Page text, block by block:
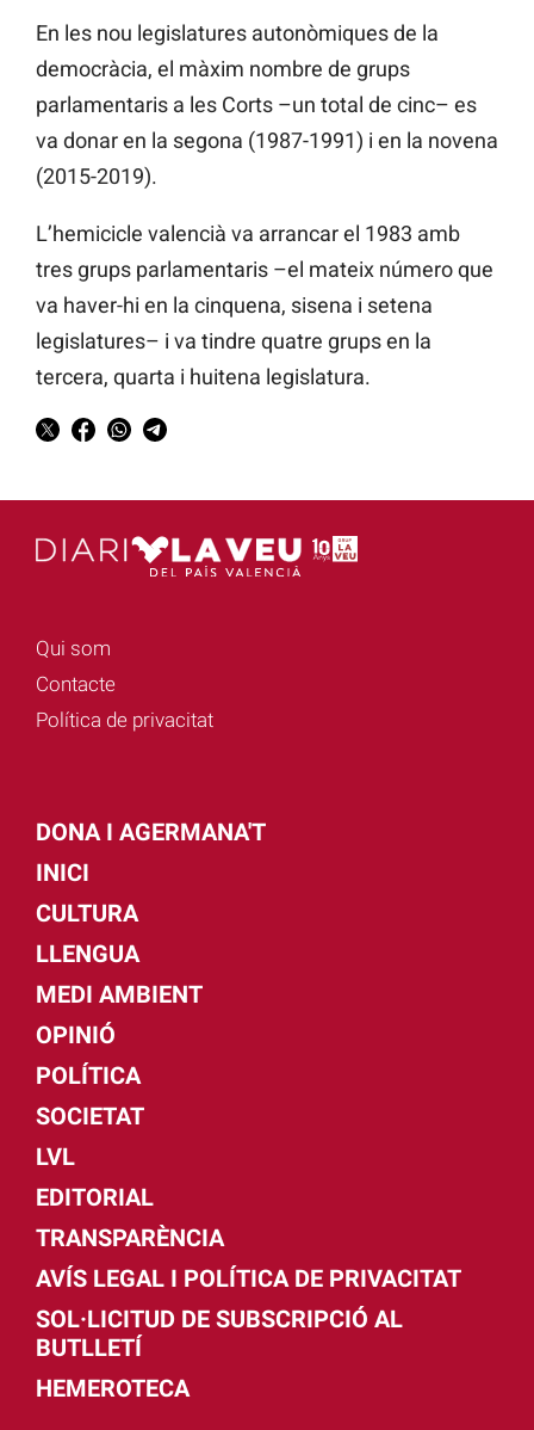
En les nou legislatures autonòmiques de la
democràcia, el màxim nombre de grups
parlamentaris a les Corts –un total de cinc– es
va donar en la segona (1987-1991) i en la novena
(2015-2019).
L’hemicicle valencià va arrancar el 1983 amb
tres grups parlamentaris –el mateix número que
va haver-hi en la cinquena, sisena i setena
legislatures– i va tindre quatre grups en la
tercera, quarta i huitena legislatura.
Qui som
Contacte
Política de privacitat
DONA I AGERMANA'T
INICI
CULTURA
LLENGUA
MEDI AMBIENT
OPINIÓ
POLÍTICA
SOCIETAT
LVL
EDITORIAL
TRANSPARÈNCIA
AVÍS LEGAL I POLÍTICA DE PRIVACITAT
SOL·LICITUD DE SUBSCRIPCIÓ AL
BUTLLETÍ
HEMEROTECA